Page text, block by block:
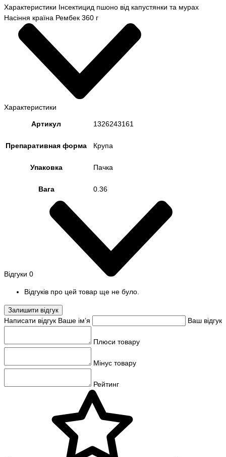
Характеристики Інсектицид пшоно від капустянки та мурах
Насіння країна Рембек 360 г
Характеристики
Артикул 1326243161
Препаративная форма Крупа
Упаковка Пачка
Вага 0.36
Відгуки 0
Відгуків про цей товар ще не було.
Залишити відгук
Написати відгук Ваше ім’я Ваш відгук
Плюси товару
Мінус товару
Рейтинг